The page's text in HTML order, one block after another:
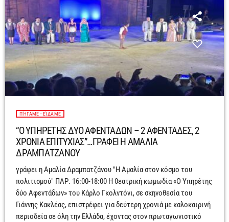
ΠΉΓΑΜΕ - ΕΊΔΑΜΕ
“O ΥΠΗΡΕΤΗΣ ΔΥΟ ΑΦΕΝΤΑΔΩΝ – 2 ΑΦΕΝΤΑΔΕΣ, 2
ΧΡΟΝΙΑ ΕΠΙΤΥΧΙΑΣ”…ΓΡΑΦΕΙ Η ΑΜΑΛΙΑ
ΔΡΑΜΠΑΤΖΑΝΟΥ
γράφει η Αμαλία Δραμπατζάνου "Η Αμαλία στον κόσμο του
πολιτισμού" ΠΑΡ. 16:00-18:00 Η θεατρική κωμωδία «Ο Υπηρέτης
δύο Αφεντάδων» του Κάρλο Γκολντόνι, σε σκηνοθεσία του
Γιάννης Κακλέας, επιστρέφει για δεύτερη χρονιά με καλοκαιρινή
περιοδεία σε όλη την Ελλάδα, έχοντας στον πρωταγωνιστικό